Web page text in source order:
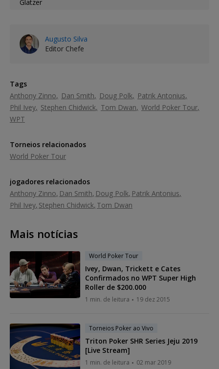
Augusto Silva
Editor Chefe
Tags
Anthony Zinno
Dan Smith Doug Polk
Patrik Antonius
Phil Ivey Stephen Chidwick Tom Dwan World Poker Tour
WPT
Torneios relacionados
World Poker Tour
jogadores relacionados
Anthony Zinno Dan Smith Doug Polk Patrik Antonius
Phil Ivey Stephen Chidwick Tom Dwan
Mais notícias
World Poker Tour
Ivey, Dwan, Trickett e Cates
Confirmados no WPT Super High
Roller de $200.000
1 min. de leitura 19 dez 2015
Torneios Poker ao Vivo
Triton Poker SHR Series Jeju 2019
[Live Stream]
1 min. de leitura 02 mar 2019